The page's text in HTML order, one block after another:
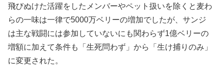
飛びぬけた活躍をしたメンバーやペット扱いを除くと麦わ
らの一味は一律で5000万ベリーの増加でしたが、サンジ
は主な戦闘には参加していないにも関わらず1億ベリーの
増額に加えて条件も「生死問わず」から「生け捕りのみ」
に変更された。